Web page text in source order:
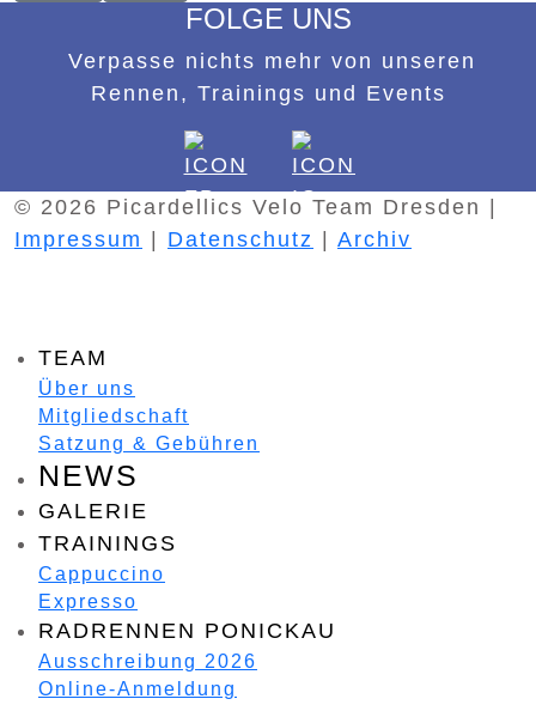
FOLGE UNS
Verpasse nichts mehr von unseren
Rennen, Trainings und Events
© 2026 Picardellics Velo Team Dresden |
Impressum | Datenschutz | Archiv
TEAM
Über uns
Mitgliedschaft
Satzung & Gebühren
NEWS
GALERIE
TRAININGS
Cappuccino
Expresso
RADRENNEN PONICKAU
Ausschreibung 2026
Online-Anmeldung